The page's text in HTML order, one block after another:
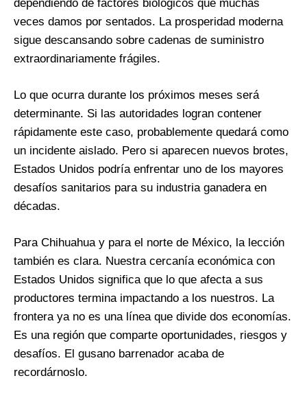
dependiendo de factores biológicos que muchas
veces damos por sentados. La prosperidad moderna
sigue descansando sobre cadenas de suministro
extraordinariamente frágiles.
Lo que ocurra durante los próximos meses será
determinante. Si las autoridades logran contener
rápidamente este caso, probablemente quedará como
un incidente aislado. Pero si aparecen nuevos brotes,
Estados Unidos podría enfrentar uno de los mayores
desafíos sanitarios para su industria ganadera en
décadas.
Para Chihuahua y para el norte de México, la lección
también es clara. Nuestra cercanía económica con
Estados Unidos significa que lo que afecta a sus
productores termina impactando a los nuestros. La
frontera ya no es una línea que divide dos economías.
Es una región que comparte oportunidades, riesgos y
desafíos. El gusano barrenador acaba de
recordárnoslo.